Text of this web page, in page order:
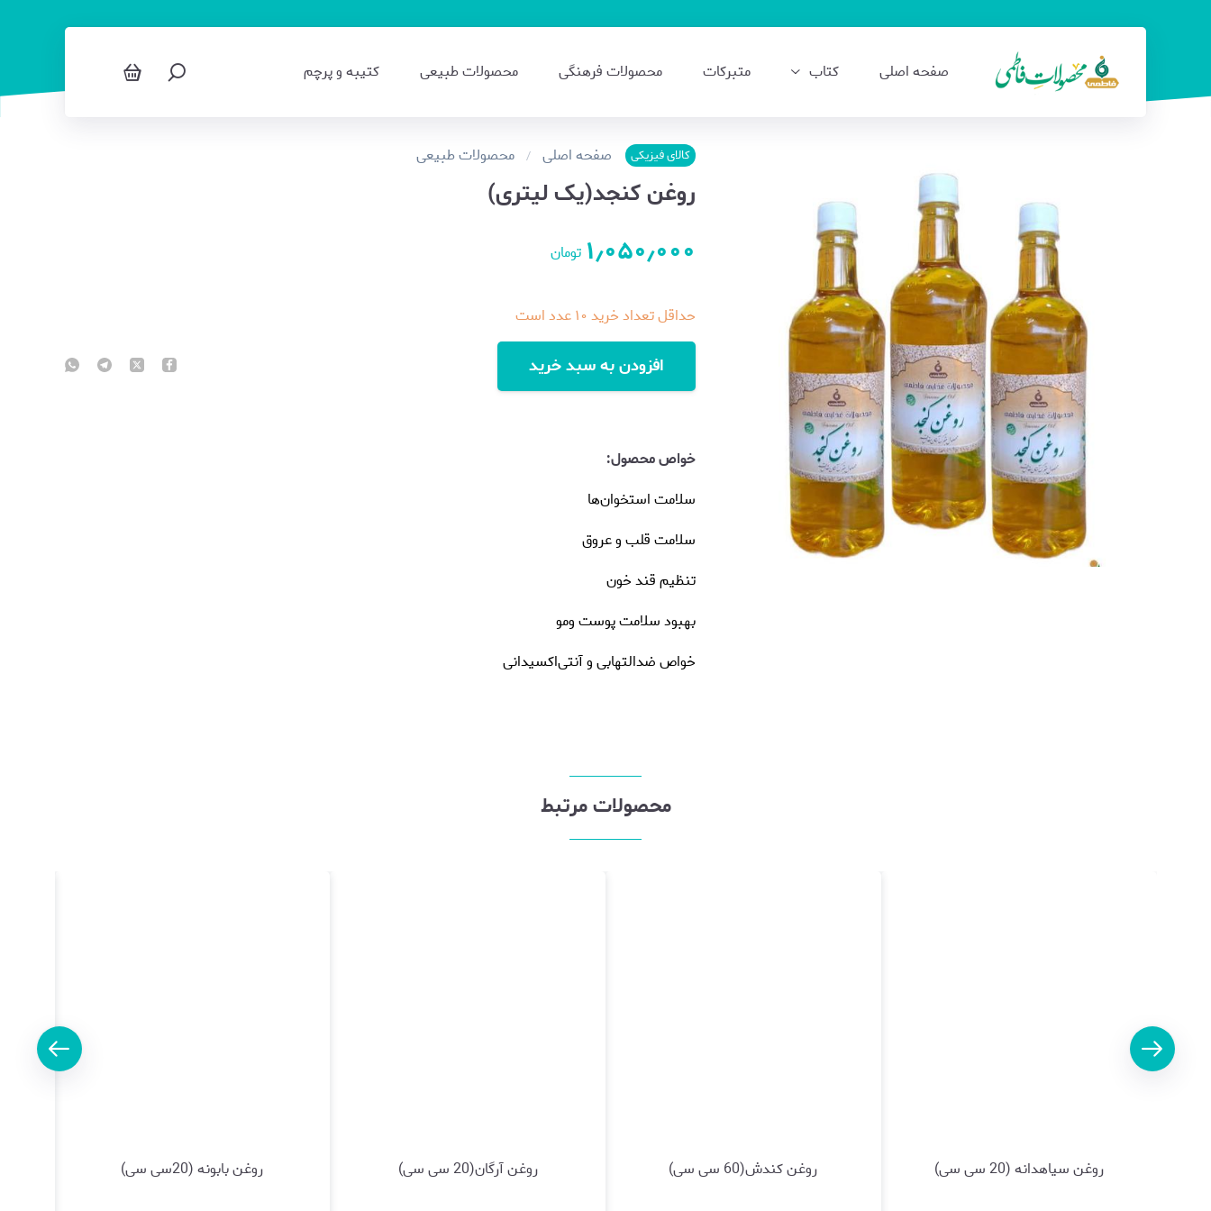
صفحه اصلی کتاب متبرکات محصولات فرهنگی محصولات طبیعی کتیبه و پرچم
کالای فیزیکی صفحه اصلی محصولات طبیعی
روغن کنجد(یک لیتری)
۱٫۰۵۰٫۰۰۰ تومان
حداقل تعداد خرید۱۰عدد است
افزودن به سبد خرید
خواص محصول:
سلامت استخوان‌ها
سلامت قلب و عروق
تنظیم قند خون
بهبود سلامت پوست و‌مو
خواص ضدالتهابی و آنتی‌اکسیدانی
محصولات مرتبط
روغن سیاهدانه (20 سی سی) روغن کندش(60 سی سی) روغن آرگان(20 سی سی) روغن بابونه (20سی سی)